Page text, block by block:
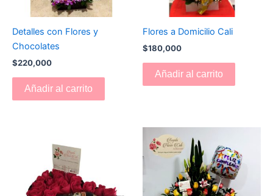
Detalles con Flores y
Chocolates
$220,000
Añadir al carrito
Flores a Domicilio Cali
$180,000
Añadir al carrito